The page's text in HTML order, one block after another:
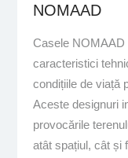
NOMAAD
Casele NOMAAD
caracteristici
condițiile de viață
Aceste designuri
provocările
atât spațiul, cât și